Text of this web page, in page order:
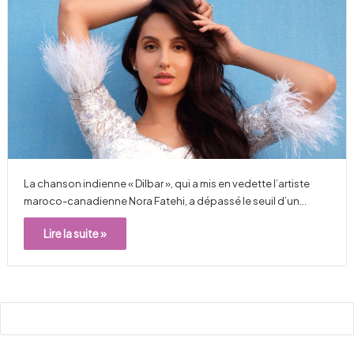
La chanson indienne « Dilbar », qui a mis en vedette l’artiste
maroco-canadienne Nora Fatehi, a dépassé le seuil d’un…
Lire la suite »